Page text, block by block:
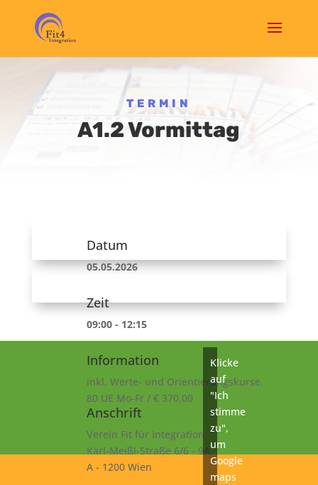
TERMIN
A1.2 Vormittag
Datum
05.05.2026
Zeit
09:00 - 12:15
Information
inkl. Werte- und Orientierungskurse.
80 UE Mo-Fr / € 370,00
Anschrift
Verein Fit für Integration
Karl-Meißl-Straße 6/6 - 9A
A - 1200 Wien
Klicke
auf
"Ich
stimme
zu",
um
Google
maps